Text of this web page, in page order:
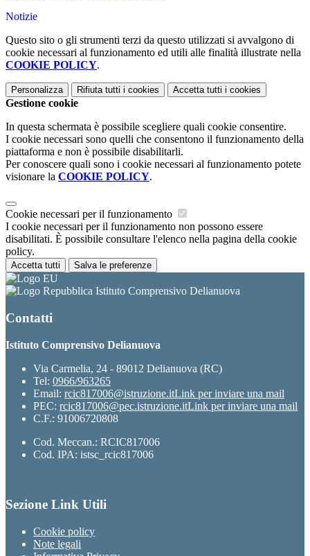
Notizie
Questo sito o gli strumenti terzi da questo utilizzati si avvalgono di
cookie necessari al funzionamento ed utili alle finalità illustrate nella
COOKIE POLICY.
Personalizza Rifiuta tutti i cookies Accetta tutti i cookies
Gestione cookie
In questa schermata è possibile scegliere quali cookie consentire.
I cookie necessari sono quelli che consentono il funzionamento della
piattaforma e non è possibile disabilitarli.
Per conoscere quali sono i cookie necessari al funzionamento potete
visionare la COOKIE POLICY.
Cookie necessari per il funzionamento
I cookie necessari per il funzionamento non possono essere
disabilitati. È possibile consultare l'elenco nella pagina della cookie
policy.
Accetta tutti Salva le preferenze
Istituto Comprensivo Delianuova
Contatti
Istituto Comprensivo Delianuova
Via Carmelia, 24 - 89012 Delianuova (RC)
Tel: 0966/963265
Email: rcic817006@istruzione.itLink per inviare una mail
PEC: rcic817006@pec.istruzione.itLink per inviare una mail
C.F.: 91006720808
Cod. Meccan.: RCIC817006
Cod. IPA: istsc_rcic817006
Sezione Link Utili
Cookie policy
Note legali